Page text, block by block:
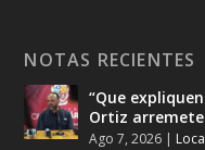
NOTAS RECIENTES
“Que
Ortiz arremete
Ago 7, 2026